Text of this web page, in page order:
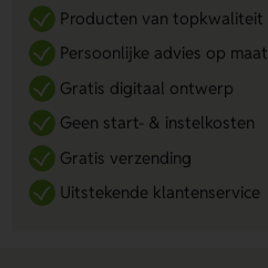
Producten van topkwaliteit
Persoonlijke advies op maat
Gratis digitaal ontwerp
Geen start- & instelkosten
Gratis verzending
Uitstekende klantenservice